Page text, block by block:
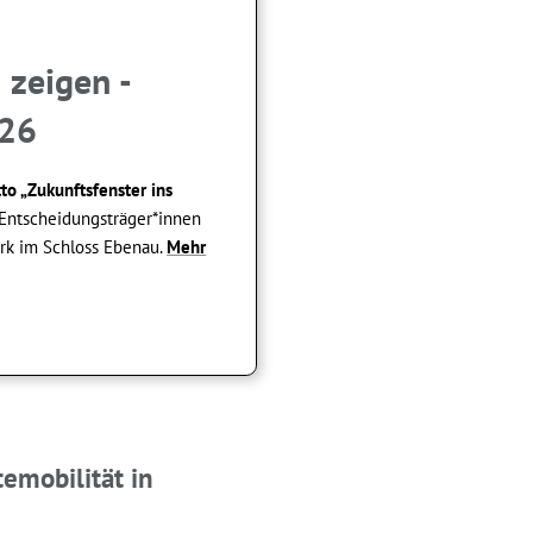
-
„Zukunftsfenster ins
im Schloss Ebenau.Mehr
in